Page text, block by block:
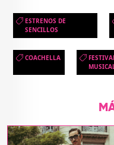
ESTRENOS DE
SENCILLOS
COACHELLA